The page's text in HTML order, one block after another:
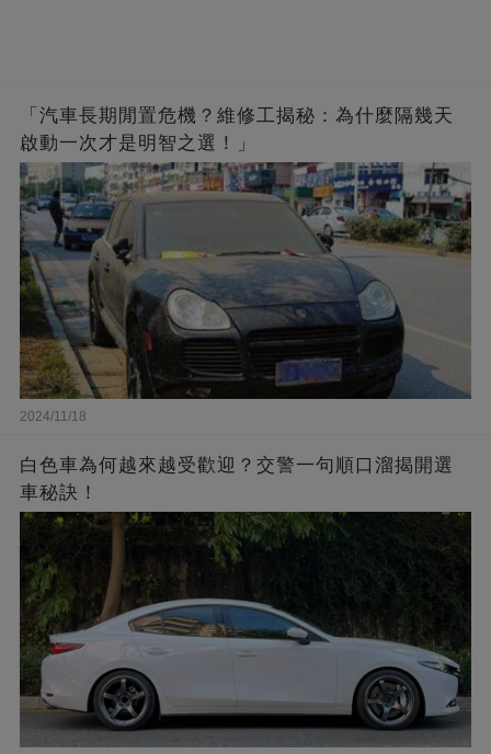
「汽車長期閒置危機？維修工揭秘：為什麼隔幾天
啟動一次才是明智之選！」
2024/11/18
白色車為何越來越受歡迎？交警一句順口溜揭開選
車秘訣！